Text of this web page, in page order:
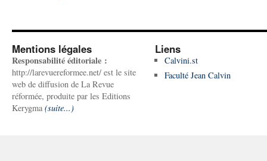
Mentions légales
Responsabilité éditoriale :
http://larevuereformee.net/ est le site
web de diffusion de La Revue
réformée, produite par les Editions
Kerygma (suite...)
Liens
Calvini.st
Faculté Jean Calvin